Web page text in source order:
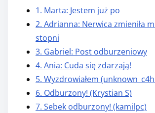
1. Marta: Jestem już po
2. Adrianna: Nerwica zmieniła
stopni
3. Gabriel: Post odburzeniowy
4. Ania: Cuda się zdarzają!
5. Wyzdrowiałem
6. Odburzony! (Krystian S)
7. Sebek odburzony! (kamilpc)